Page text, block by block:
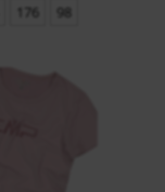
176 98